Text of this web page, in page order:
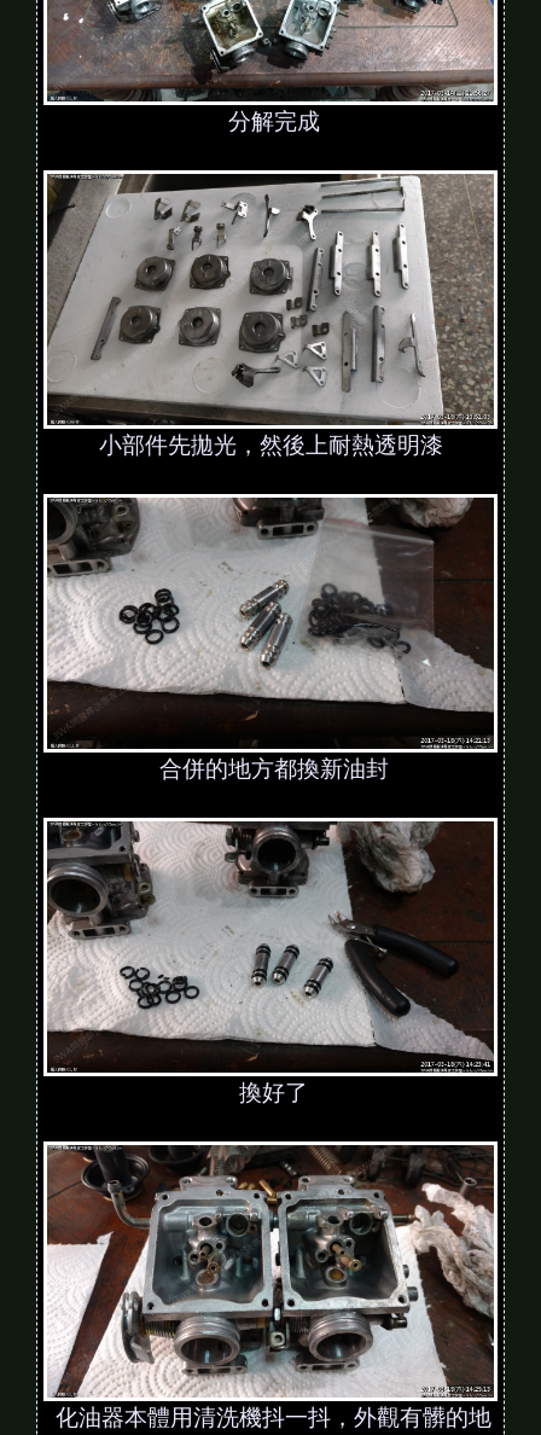
分解完成
小部件先拋光，然後上耐熱透明漆
合併的地方都換新油封
換好了
化油器本體用清洗機抖一抖，外觀有髒的地